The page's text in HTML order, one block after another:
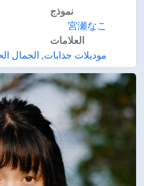
نموذج
宮瀬なこ
العلامات
موديلات جذابات, الجمال